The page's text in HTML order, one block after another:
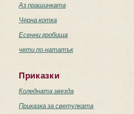
Аз прашинката
Черна котка
Есенни гробища
чети по-нататък
Приказки
Коледната звезда
Приказка за светулката